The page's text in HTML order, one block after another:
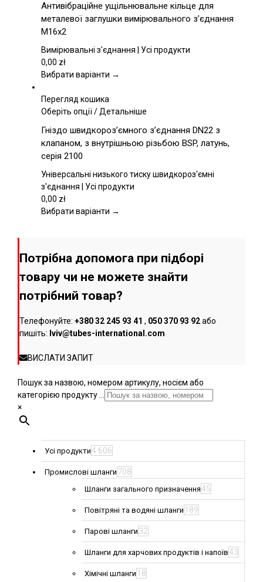
має
кілька
Параметри
вибрати
сторінці
товару
Антивібраційне ущільнювальне кільце для
металевої заглушки вимірювального з’єднання
M16x2
Вимірювальні з'єднання | Усі продукти
0,00 zł
Вибрати варіанти →
Перегляд кошика
Оберіть опціїЦей
має
кілька
Параметри
можна
на
/Детальніше
Гніздо швидкороз’ємного з’єднання DN22 з
клапаном, з внутрішньою різьбою BSP, латунь,
серія 2100
Універсальні низького тиску швидкороз'ємні
з'єднання | Усі продукти
0,00 zł
Вибрати варіанти →
Потрібна допомога при підборі
товару чи не можете знайти
потрібний товар?
Телефонуйте: +380 32 245 93 41 , 050 370 93 92або
пишіть: lviv@tubes-international.com
ВИСЛАТИ ЗАПИТ
Пошук за назвою, номером артикулу, носієм або
категорією продукту ...
×
Усі продукти4 606
Промислові шланги 708
Шланги загального призначення45
Повітряні та водяні шланги 189
Парові шланги 32
Шланги для харчових продуктів і напоїв43
Хімічні шланги 18